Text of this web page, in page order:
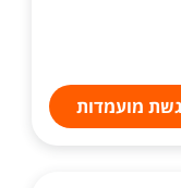
מועמדות